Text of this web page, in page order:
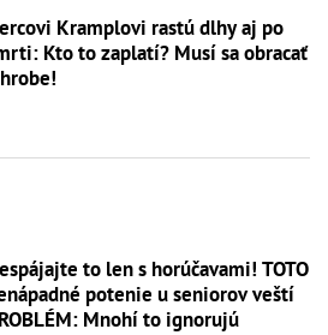
Kramplovi rastú dlhy aj po
Kto to zaplatí? Musí sa obracať
to len s horúčavami! TOTO
potenie u seniorov veští
Mnohí to ignorujú